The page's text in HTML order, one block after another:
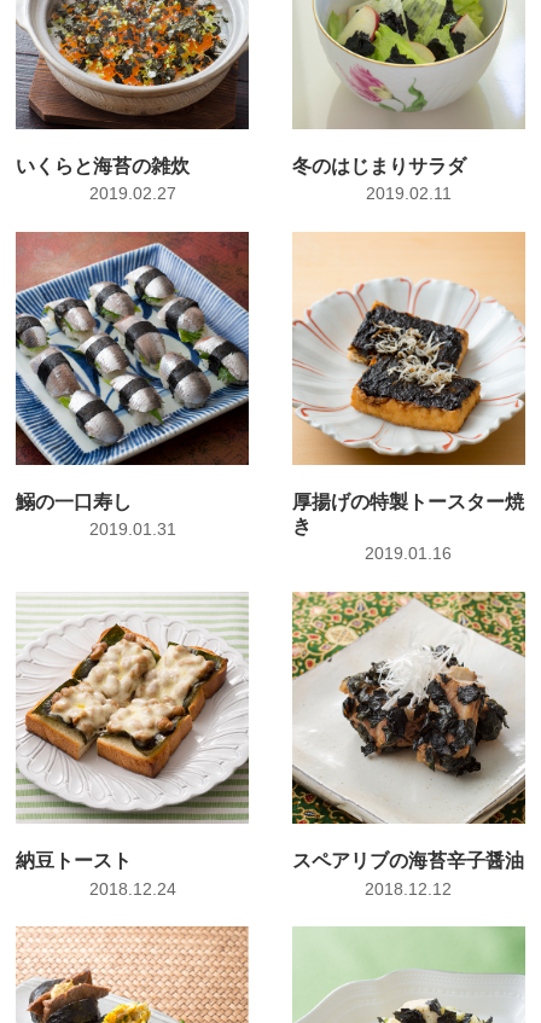
いくらと海苔の雑炊
2019.02.27
冬のはじまりサラダ
2019.02.11
鰯の一口寿し
2019.01.31
厚揚げの特製トースター焼
き
2019.01.16
納豆トースト
2018.12.24
スペアリブの海苔辛子醤油
2018.12.12